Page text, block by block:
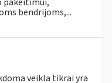
bendrijoms,...
veikla tikrai yra